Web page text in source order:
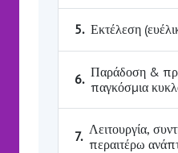
5. Εκτέλεση
6. Παράδοση &
παγκόσμια
7. Λειτουργία,
περαιτέρω